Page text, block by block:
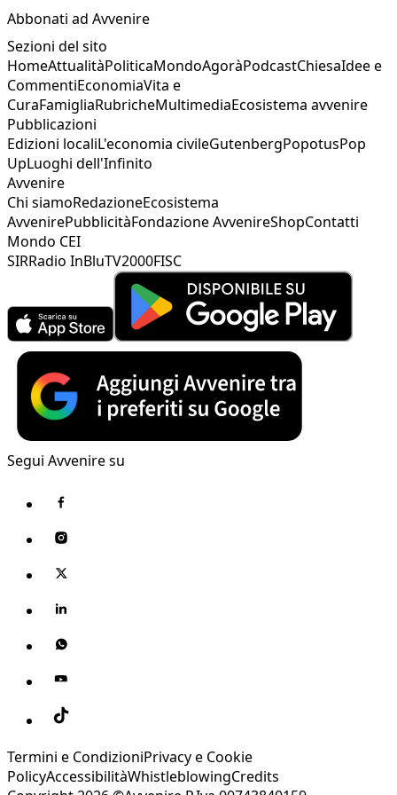
Abbonati ad Avvenire
Sezioni del sito
HomeAttualitàPoliticaMondoAgoràPodcastChiesaIdee e
CommentiEconomiaVita e
CuraFamigliaRubricheMultimediaEcosistema avvenire
Pubblicazioni
Edizioni localiL'economia civileGutenbergPopotusPop
UpLuoghi dell'Infinito
Avvenire
Chi siamoRedazioneEcosistema
AvvenirePubblicitàFondazione AvvenireShopContatti
Mondo CEI
SIRRadio InBluTV2000FISC
Segui Avvenire su
Termini e CondizioniPrivacy e Cookie
PolicyAccessibilitàWhistleblowingCredits